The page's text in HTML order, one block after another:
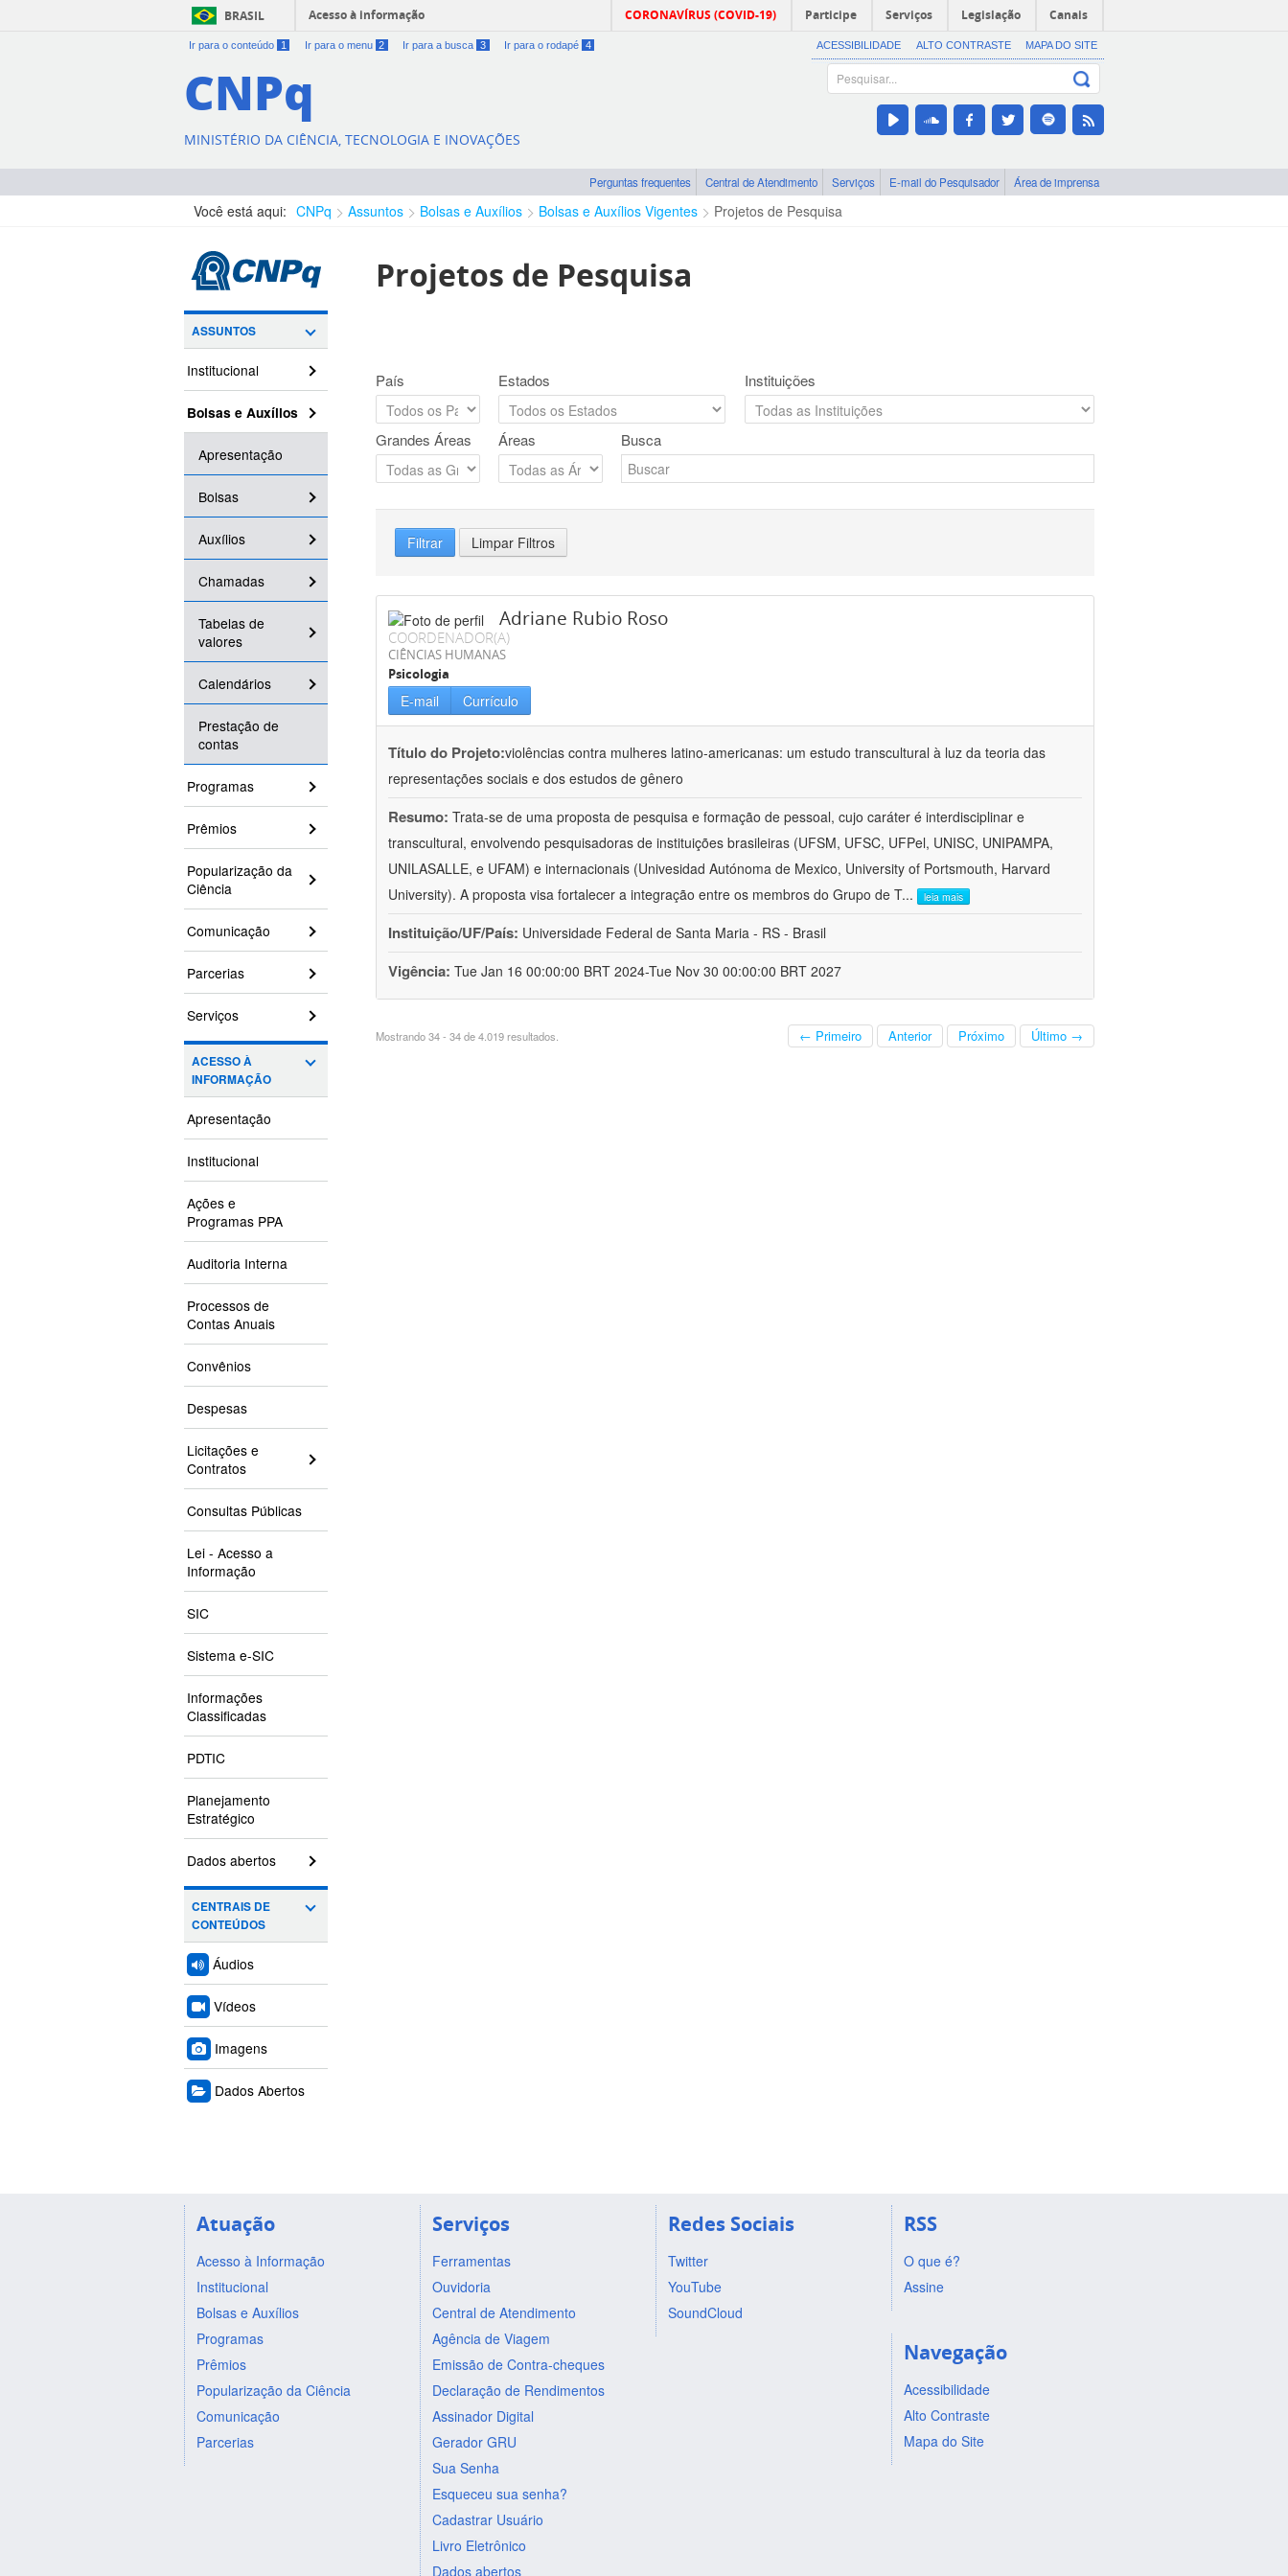
BRASIL Acesso à informação CORONAVÍRUS (COVID-19) Participe Serviços Legislação Canais
Ir para o conteúdo 1 Ir para o menu 2 Ir para a busca 3 Ir para o rodapé 4 ACESSIBILIDADE ALTO CONTRASTE MAPA DO SITE
CNPq
MINISTÉRIO DA CIÊNCIA, TECNOLOGIA E INOVAÇÕES
Perguntas frequentes Central de Atendimento Serviços E-mail do Pesquisador Área de imprensa
Você está aqui: CNPq Assuntos Bolsas e Auxílios Bolsas e Auxílios Vigentes Projetos de Pesquisa
ASSUNTOS
Institucional
Bolsas e Auxílios
Apresentação
Bolsas
Auxílios
Chamadas
Tabelas de
valores
Calendários
Prestação de
contas
Programas
Prêmios
Popularização da
Ciência
Comunicação
Parcerias
Serviços
ACESSO À
INFORMAÇÃO
Apresentação
Institucional
Ações e
Programas PPA
Auditoria Interna
Processos de
Contas Anuais
Convênios
Despesas
Licitações e
Contratos
Consultas Públicas
Lei - Acesso a
Informação
SIC
Sistema e-SIC
Informações
Classificadas
PDTIC
Planejamento
Estratégico
Dados abertos
CENTRAIS DE
CONTEÚDOS
Áudios
Vídeos
Imagens
Dados Abertos
Projetos de Pesquisa
País Estados Instituições
Grandes Áreas Áreas Busca
Filtrar Limpar Filtros
Adriane Rubio Roso
COORDENADOR(A)
CIÊNCIAS HUMANAS
Psicologia
E-mail Currículo
Título do Projeto:violências contra mulheres latino-americanas: um estudo transcultural à luz da teoria das
representações sociais e dos estudos de gênero
Resumo: Trata-se de uma proposta de pesquisa e formação de pessoal, cujo caráter é interdisciplinar e
transcultural, envolvendo pesquisadoras de instituições brasileiras (UFSM, UFSC, UFPel, UNISC, UNIPAMPA,
UNILASALLE, e UFAM) e internacionais (Univesidad Autónoma de Mexico, University of Portsmouth, Harvard
University). A proposta visa fortalecer a integração entre os membros do Grupo de T... leia mais
Instituição/UF/País: Universidade Federal de Santa Maria - RS - Brasil
Vigência: Tue Jan 16 00:00:00 BRT 2024-Tue Nov 30 00:00:00 BRT 2027
Mostrando 34 - 34 de 4.019 resultados. ← Primeiro Anterior Próximo Último →
Atuação
Acesso à Informação
Institucional
Bolsas e Auxílios
Programas
Prêmios
Popularização da Ciência
Comunicação
Parcerias
Serviços
Ferramentas
Ouvidoria
Central de Atendimento
Agência de Viagem
Emissão de Contra-cheques
Declaração de Rendimentos
Assinador Digital
Gerador GRU
Sua Senha
Esqueceu sua senha?
Cadastrar Usuário
Livro Eletrônico
Dados abertos
Redes Sociais
Twitter
YouTube
SoundCloud
RSS
O que é?
Assine
Navegação
Acessibilidade
Alto Contraste
Mapa do Site